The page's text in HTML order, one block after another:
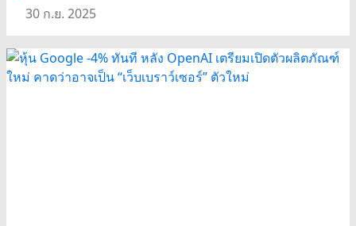
30 ก.ย. 2025